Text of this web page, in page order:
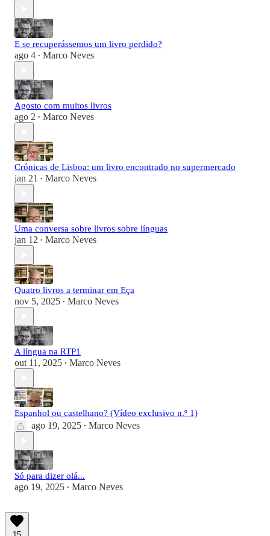
E se recuperássemos um livro perdido?
ago 4 • Marco Neves
Agosto com muitos livros
ago 2 • Marco Neves
Crónicas de Lisboa: um livro encontrado no supermercado
jan 21 • Marco Neves
Uma conversa sobre livros sobre línguas
jan 12 • Marco Neves
Quatro livros a terminar em Eça
nov 5, 2025 • Marco Neves
A língua na RTP1
out 11, 2025 • Marco Neves
Espanhol ou castelhano? (Vídeo exclusivo n.º 1)
ago 19, 2025 • Marco Neves
Só para dizer olá...
ago 19, 2025 • Marco Neves